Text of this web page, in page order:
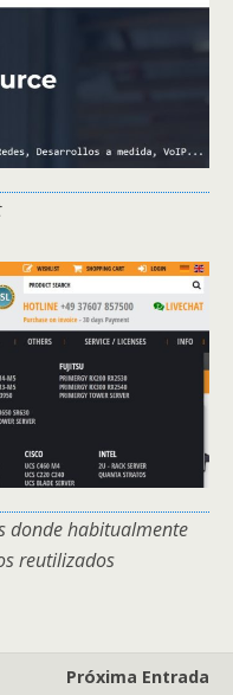
donde habitualmente
reutilizados
Próxima Entrada